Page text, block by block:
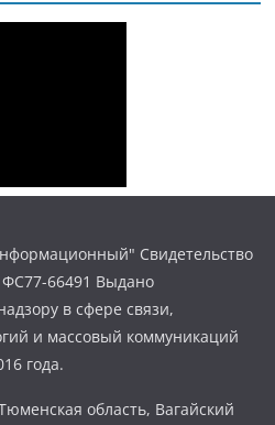
Свидетельство
66491 Выдано
в сфере связи,
и массовый коммуникаций
года.
область, Вагайский